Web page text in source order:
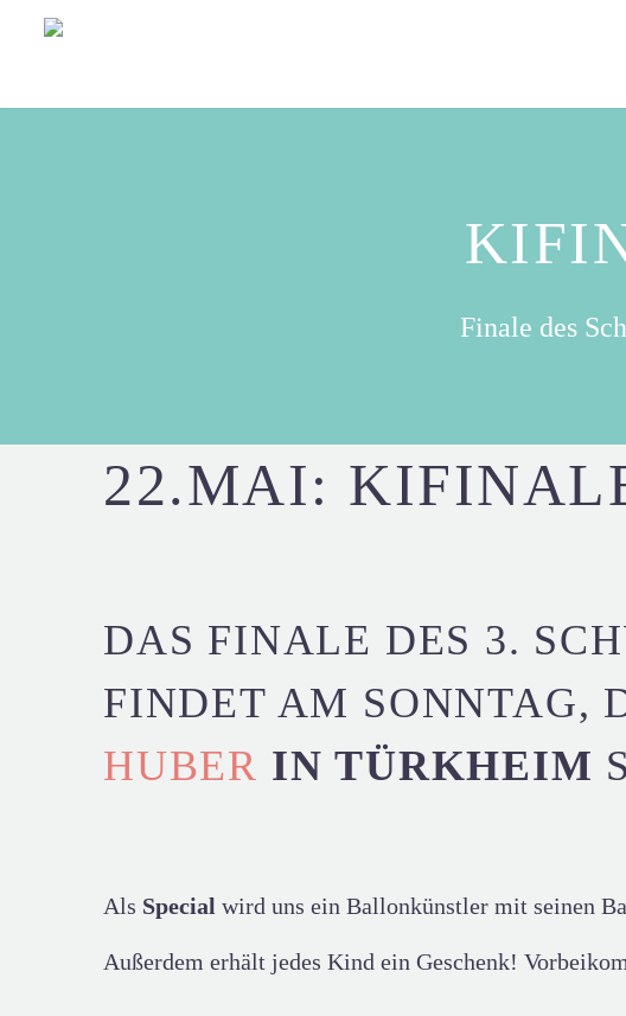
Finale des
22.MAI:
DAS FINALE DES 3.
FINDET AM SONNTAG,
HUBER IN TÜRKHEIM
Als Special wird uns ein Ballonkünstler mit seinen
Außerdem erhält jedes Kind ein Geschenk!